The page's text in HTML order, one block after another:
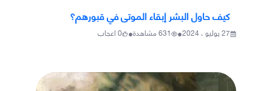
كيف حاول البشر إبقاء الموتى في قبورهم؟
27 يوليو ، 2024 •
631مشاهدة•
0اعجاب